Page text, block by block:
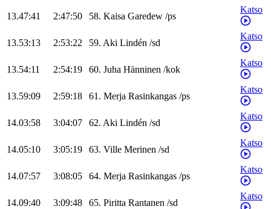
13.47:41 2:47:50 58. Kaisa Garedew /ps
Katso
13.53:13 2:53:22 59. Aki Lindén /sd
Katso
13.54:11 2:54:19 60. Juha Hänninen /kok
Katso
13.59:09 2:59:18 61. Merja Rasinkangas /ps
Katso
14.03:58 3:04:07 62. Aki Lindén /sd
Katso
14.05:10 3:05:19 63. Ville Merinen /sd
Katso
14.07:57 3:08:05 64. Merja Rasinkangas /ps
Katso
14.09:40 3:09:48 65. Piritta Rantanen /sd
Katso